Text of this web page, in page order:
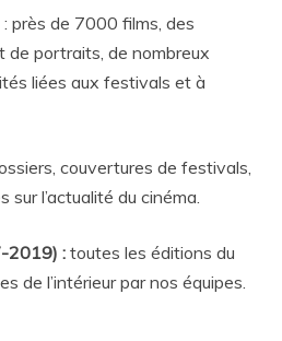
: près de 7000 films, des
de portraits, de nombreux
liées aux festivals et à
couvertures de festivals,
l’actualité du cinéma
2019) : toutes les éditions du
de l’intérieur par nos équipes.